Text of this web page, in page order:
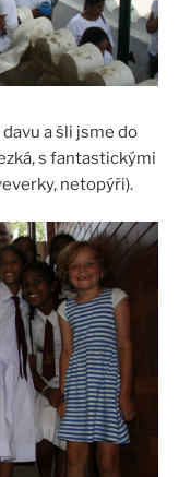
a šli jsme do
s fantastickými
netopýři).